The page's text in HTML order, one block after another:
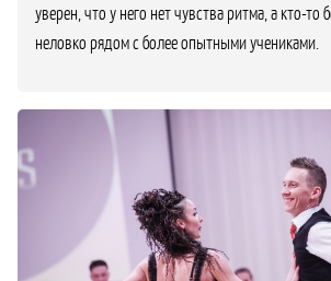
уверен, что у него нет чувства ритма, а кто-то
неловко рядом с более опытными учениками.